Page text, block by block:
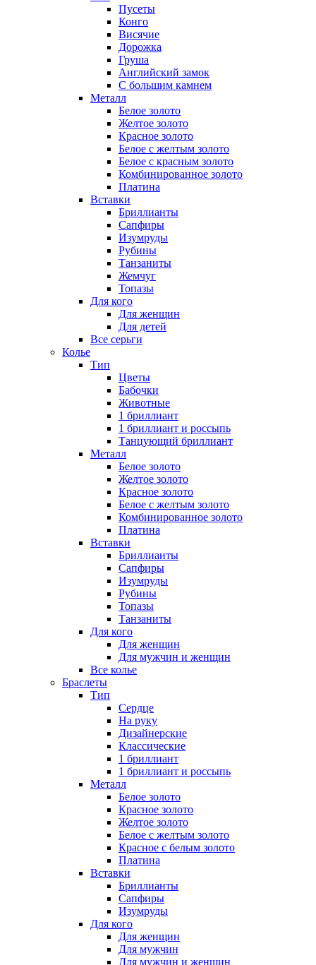
Пусеты
Конго
Висячие
Дорожка
Груша
Английский замок
С большим камнем
Металл
Белое золото
Желтое золото
Красное золото
Белое с желтым золото
Белое с красным золото
Комбинированное золото
Платина
Вставки
Бриллианты
Сапфиры
Изумруды
Рубины
Танзаниты
Жемчуг
Топазы
Для кого
Для женщин
Для детей
Все серьги
Колье
Тип
Цветы
Бабочки
Животные
1 бриллиант
1 бриллиант и россыпь
Танцующий бриллиант
Металл
Белое золото
Желтое золото
Красное золото
Белое с желтым золото
Комбинированное золото
Платина
Вставки
Бриллианты
Сапфиры
Изумруды
Рубины
Топазы
Танзаниты
Для кого
Для женщин
Для мужчин и женщин
Все колье
Браслеты
Тип
Сердце
На руку
Дизайнерские
Классические
1 бриллиант
1 бриллиант и россыпь
Металл
Белое золото
Красное золото
Желтое золото
Белое с желтым золото
Красное с белым золото
Платина
Вставки
Бриллианты
Сапфиры
Изумруды
Для кого
Для женщин
Для мужчин
Для мужчин и женщин